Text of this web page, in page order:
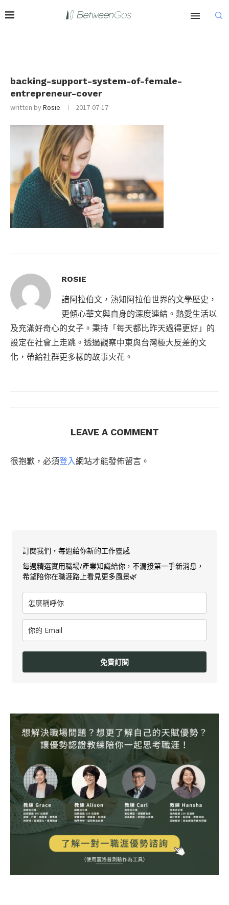
backing-support-system-of-female-
entrepreneur-cover
written byRosie 2017-07-17
ROSIE
諳阿拉伯文，熟知阿拉伯世界的文學歷史，
更傾心華文與自身的深度連結。熱愛生活以
及充滿好奇心的女子。秉持「每天都比昨天過得更好」的
設定在社會上走跳。透過觀察中東與台灣極大反差的文
化，帶給社群更多樣的故事火花。
LEAVE A COMMENT
很抱歉，必須登入網站才能發佈留言。
訂閱我們，每週給你新的工作靈感
每週精選實用職場/產業知識給你，不漏接第一手新消息，
希望陪你在職涯路上看見更多風景🌿
免費訂閱